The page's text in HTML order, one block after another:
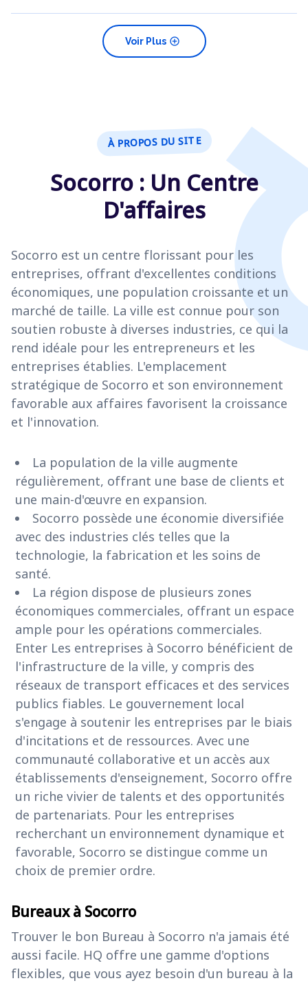
add_circle
Voir Plus
À PROPOS DU SITE
Socorro : Un Centre
D'affaires
Socorro est un centre florissant pour les
entreprises, offrant d'excellentes conditions
économiques, une population croissante et un
marché de taille. La ville est connue pour son
soutien robuste à diverses industries, ce qui la
rend idéale pour les entrepreneurs et les
entreprises établies. L'emplacement
stratégique de Socorro et son environnement
favorable aux affaires favorisent la croissance
et l'innovation.
La population de la ville augmente
régulièrement, offrant une base de clients et
une main-d'œuvre en expansion.
Socorro possède une économie diversifiée
avec des industries clés telles que la
technologie, la fabrication et les soins de
santé.
La région dispose de plusieurs zones
économiques commerciales, offrant un espace
ample pour les opérations commerciales.
Enter Les entreprises à Socorro bénéficient de
l'infrastructure de la ville, y compris des
réseaux de transport efficaces et des services
publics fiables. Le gouvernement local
s'engage à soutenir les entreprises par le biais
d'incitations et de ressources. Avec une
communauté collaborative et un accès aux
établissements d'enseignement, Socorro offre
un riche vivier de talents et des opportunités
de partenariats. Pour les entreprises
recherchant un environnement dynamique et
favorable, Socorro se distingue comme un
choix de premier ordre.
Bureaux à Socorro
Trouver le bon Bureau à Socorro n'a jamais été
aussi facile. HQ offre une gamme d'options
flexibles, que vous ayez besoin d'un bureau à la